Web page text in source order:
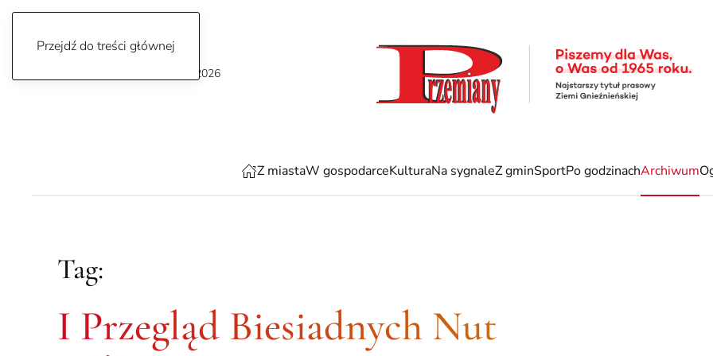
Przejdź do treści głównej
poniedziałek, 10 sierpnia 2026
Z miastaW gospodarceKulturaNa sygnaleZ gminSportPo godzinachArchiwum
Tag:
I Przegląd Biesiadnych Nut